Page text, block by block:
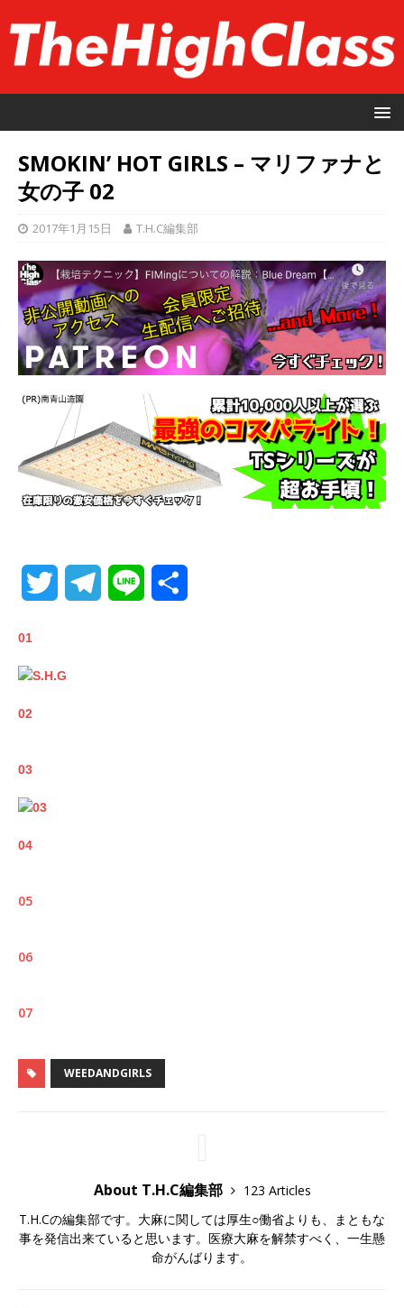
SMOKIN’ HOT GIRLS – マリファナと
女の子 02
2017年1月15日 T.H.C編集部
01
02
03
04
05
06
07
WEEDANDGIRLS
About T.H.C編集部
123 Articles
T.H.Cの編集部です。大麻に関しては厚生○働省よりも、まともな
事を発信出来ていると思います。医療大麻を解禁すべく、一生懸
命がんばります。